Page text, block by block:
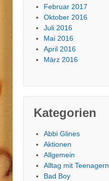
Februar 2017
Oktober 2016
Juli 2016
Mai 2016
April 2016
März 2016
Kategorien
Abbi Glines
Aktionen
Allgemein
Alltag mit Teenagern
Bad Boy